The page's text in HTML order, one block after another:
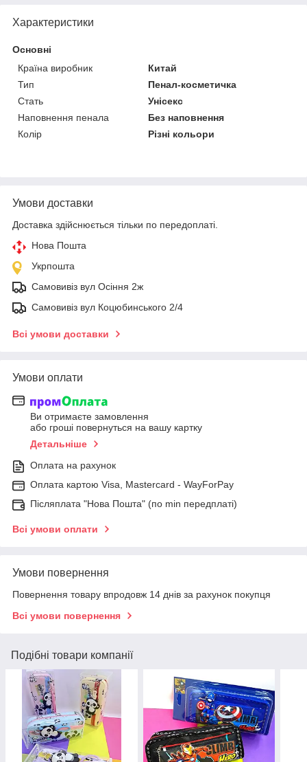
Характеристики
Основні
Країна виробник
Китай
Тип
Пенал-косметичка
Стать
Унісекс
Наповнення пенала
Без наповнення
Колір
Різні кольори
Умови доставки
Доставка здійснюється тільки по передоплаті.
Нова Пошта
Укрпошта
Самовивіз вул Осіння 2ж
Самовивіз вул Коцюбинського 2/4
Всі умови доставки
Умови оплати
Ви отримаєте замовлення
або гроші повернуться на вашу картку
Детальніше
Оплата на рахунок
Оплата картою Visa, Mastercard - WayForPay
Післяплата "Нова Пошта" (по min передплаті)
Всі умови оплати
Умови повернення
Повернення товару впродовж 14 днів за рахунок покупця
Всі умови повернення
Подібні товари компанії